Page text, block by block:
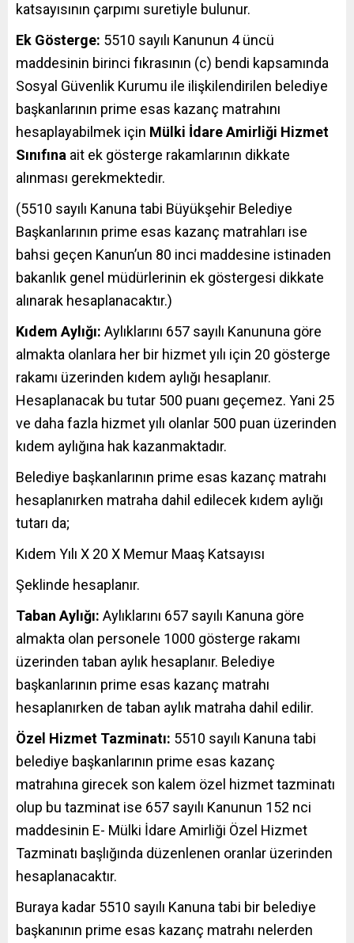
katsayısının çarpımı suretiyle bulunur.
Ek Gösterge: 5510 sayılı Kanunun 4 üncü
maddesinin birinci fıkrasının (c) bendi kapsamında
Sosyal Güvenlik Kurumu ile ilişkilendirilen belediye
başkanlarının prime esas kazanç matrahını
hesaplayabilmek için Mülki İdare Amirliği Hizmet
Sınıfına ait ek gösterge rakamlarının dikkate
alınması gerekmektedir.
(5510 sayılı Kanuna tabi Büyükşehir Belediye
Başkanlarının prime esas kazanç matrahları ise
bahsi geçen Kanun’un 80 inci maddesine istinaden
bakanlık genel müdürlerinin ek göstergesi dikkate
alınarak hesaplanacaktır.)
Kıdem Aylığı: Aylıklarını 657 sayılı Kanununa göre
almakta olanlara her bir hizmet yılı için 20 gösterge
rakamı üzerinden kıdem aylığı hesaplanır.
Hesaplanacak bu tutar 500 puanı geçemez. Yani 25
ve daha fazla hizmet yılı olanlar 500 puan üzerinden
kıdem aylığına hak kazanmaktadır.
Belediye başkanlarının prime esas kazanç matrahı
hesaplanırken matraha dahil edilecek kıdem aylığı
tutarı da;
Kıdem Yılı X 20 X Memur Maaş Katsayısı
Şeklinde hesaplanır.
Taban Aylığı: Aylıklarını 657 sayılı Kanuna göre
almakta olan personele 1000 gösterge rakamı
üzerinden taban aylık hesaplanır. Belediye
başkanlarının prime esas kazanç matrahı
hesaplanırken de taban aylık matraha dahil edilir.
Özel Hizmet Tazminatı: 5510 sayılı Kanuna tabi
belediye başkanlarının prime esas kazanç
matrahına girecek son kalem özel hizmet tazminatı
olup bu tazminat ise 657 sayılı Kanunun 152 nci
maddesinin E- Mülki İdare Amirliği Özel Hizmet
Tazminatı başlığında düzenlenen oranlar üzerinden
hesaplanacaktır.
Buraya kadar 5510 sayılı Kanuna tabi bir belediye
başkanının prime esas kazanç matrahı nelerden